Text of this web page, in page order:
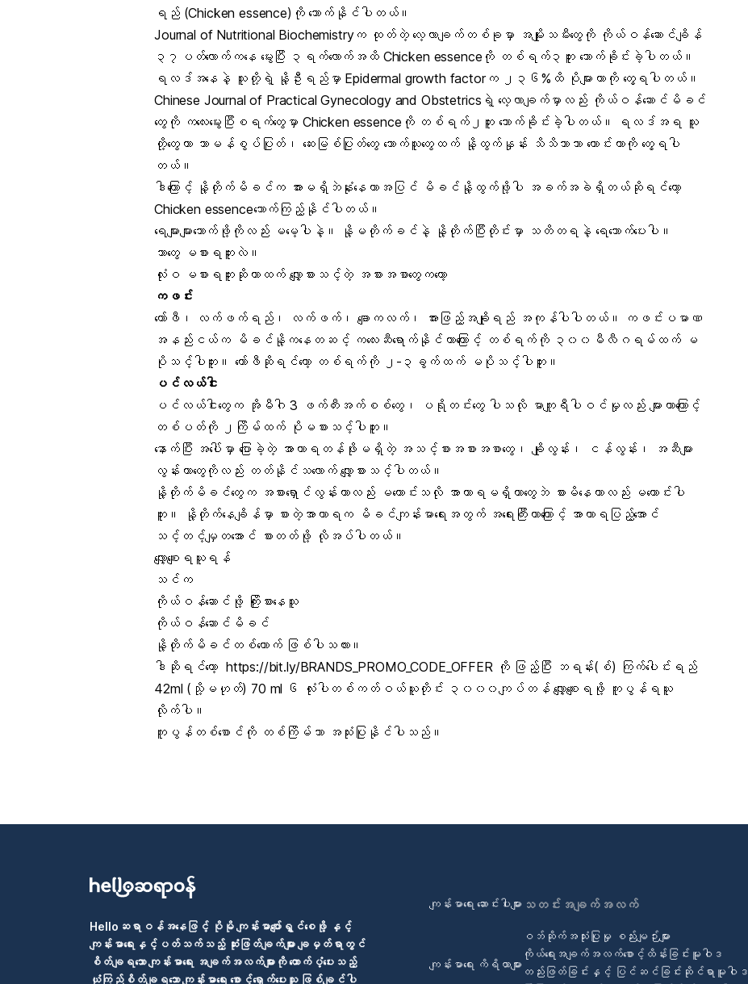
ရည် (Chicken essence)ကို သောက်နိုင်ပါတယ်။
Journal of Nutritional Biochemistryက ထုတ်တဲ့ လေ့လာချက်တစ်ခုမှာ အမျိုးသမီးတွေကို ကိုယ်ဝန်ဆောင်ချိန်
၃၇ပတ်လောက်ကနေ မွေးပြီး ၃ရက်လောက်အထိ Chicken essenceကို တစ်ရက်၃ဘူး သောက်ခိုင်းခဲ့ပါတယ်။
ရလဒ်အနေနဲ့ သူတို့ရဲ့ နို့ဦးရည်မှာ Epidermal growth factorက ၂၃၆%ထိ ပိုများတာကို တွေ့ရပါတယ်။
Chinese Journal of Practical Gynecology and Obstetricsရဲ့ လေ့လာချက်မှာလည်း ကိုယ်ဝန်ဆောင်မိခင်
တွေကို ကလေးမွေးပြီးစရက်တွေမှာ Chicken essenceကို တစ်ရက်၂ဘူး သောက်ခိုင်းခဲ့ပါတယ်။ ရလဒ်အရ သူ
တို့တွေဟာ သာမန်စွပ်ပြုတ်၊ ဆေးမြစ်ပြုတ်တွေ သောက်သူတွေထက် နို့ထွက်နှုန်း သိသိသာသာ ကောင်းတာကို တွေ့ရပါ
တယ်။
ဒါကြောင့် နို့တိုက်မိခင်က အားမရှိဘဲနုံးနေတာအပြင် မိခင်နို့ထွက်ဖို့ပါ အခက်အခဲရှိတယ်ဆိုရင်တော့
Chicken essenceသောက်ကြည့်နိုင်ပါတယ်။
ရေများများသောက်ဖို့ကိုလည်း မမေ့ပါနဲ့။ နို့မတိုက်ခင်နဲ့ နို့တိုက်ပြီးတိုင်းမှာ သတိတရနဲ့ ရေသောက်ပေးပါ။
ဘာတွေ မစားရဘူးလဲ။
လုံးဝ မစားရဘူးဆိုတာထက် လျှော့စားသင့်တဲ့ အစားအစာတွေကတော့
ကဖင်း
ကော်ဖီ၊ လက်ဖက်ရည်၊ လက်ဖက်၊ ချောကလက်၊
အားဖြည့်အချိုရည် အကုန်ပါပါတယ်။ ကဖင်းပမာဏ
အနည်းငယ်က မိခင်နို့ကနေတဆင့် ကလေးဆီရောက်နိုင်တာကြောင့် တစ်ရက်ကို ၃၀၀မီလီဂရမ်ထက် မ
ပိုသင့်ပါဘူး။ ကော်ဖီဆိုရင်တော့ တစ်ရက်ကို ၂-၃ခွက်ထက် မပိုသင့်ပါဘူး။
ပင်လယ်ငါး
ပင်လယ်ငါးတွေက အိုမီဂါ 3 ဖက်တီးအက်စစ်တွေ၊ ပရိုတင်းတွေ ပါသလို မာကျူရီပါဝင်မှုလည်း များတာကြောင့်
တစ်ပတ်ကို ၂ကြိမ်ထက် ပိုမစားသင့်ပါဘူး။
နောက်ပြီး အပေါ်မှာ ပြောခဲ့တဲ့ အာဟာရတန်ဖိုးမရှိတဲ့ အသင့်စားအစားအစာတွေ၊ ချိုလွန်း၊ ငန်လွန်း၊ အဆီများ
လွန်းတာတွေကိုလည်း တတ်နိုင်သလောက် လျှော့စားသင့်ပါတယ်။
နို့တိုက်မိခင်တွေက အစားရှောင်လွန်းတာလည်း မကောင်းသလို အာဟာရမရှိတာတွေဘဲ စားမိနေတာလည်း မကောင်းပါ
ဘူး။ နို့တိုက်နေချိန်မှာ စားတဲ့အာဟာရက မိခင်ကျန်းမာရေးအတွက် အရေးကြီးတာကြောင့် အာဟာရပြည့်အောင်
သင့်တင့်မျှတအောင် စားတတ်ဖို့ လိုအပ်ပါတယ်။
လျှော့စျေးရယူရန်
သင်က
ကိုယ်ဝန်ဆောင်ဖို့ ကြိုးစားနေသူ
ကိုယ်ဝန်ဆောင်မိခင်
နို့တိုက်မိခင်တစ်ယောက် ဖြစ်ပါသလား။
ဒါဆိုရင်တော့ https://bit.ly/BRANDS_PROMO_CODE_OFFER ကို ဖြည့်ပြီး ဘရန်း(စ်) ကြက်ပေါင်းရည်
42ml (သို့မဟုတ်) 70 ml ၆ လုံးပါတစ်ကတ်ဝယ်ယူတိုင်း ၃၀၀၀ကျပ်တန် လျှော့စျေးရဖို့ ကူပွန်ရယူ
လိုက်ပါ။
ကူပွန်တစ်စောင်ကို တစ်ကြိမ်သာ အသုံးပြုနိုင်ပါသည်။
Helloဆရာဝန်အနေဖြင့် ပိုမို ကျန်းမာပျော်ရွှင်စေဖို့ နှင့်
ကျန်းမာရေးနှင့်ပတ်သက်သည့် ဆုံးဖြတ်ချက်များ ချမှတ်ရာတွင်
စိတ်ချရသော ကျန်းမာရေး အချက်အလက်များကို ထောက်ပံ့ပေးသည့်
ယုံကြည်စိတ်ချရသော ကျန်းမာရေး စောင့်ရှောက်ပေးသူ ဖြစ်ချင်ပါ
ကျန်းမာရေး ဆောင်းပါးများ
ကျန်းမာရေး ကိရိယာများ
သတင်းအချက်အလက်
ဝဘ်ဆိုက်အသုံးပြုမှု စည်းမျဉ်းများ
ကိုယ်ရေးအချက်အလက်စောင့်ထိန်းခြင်းမူဝါဒ
တည်းဖြတ်ခြင်းနှင့် ပြင်ဆင်ခြင်းဆိုင်ရာမူဝါဒ